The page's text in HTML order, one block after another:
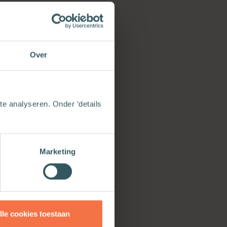
Over
analyseren. Onder ‘details
Marketing
cookies toestaan
op, u zelf
van
Paas